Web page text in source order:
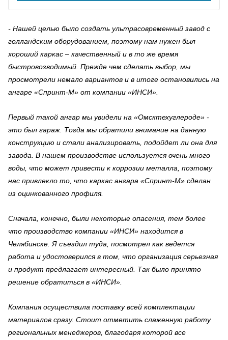
- Нашей целью было создать ультрасовременный завод с
голландским оборудованием, поэтому нам нужен был
хороший каркас – качественный и в то же время
быстровозводимый. Прежде чем сделать выбор, мы
просмотрели немало вариантов и в итоге остановились на
ангаре «Спринт-М» от компании «ИНСИ».
Первый такой ангар мы увидели на «Омсктехуглероде» -
это был гараж. Тогда мы обратили внимание на данную
конструкцию и стали анализировать, подойдет ли она для
завода. В нашем производстве используется очень много
воды, что может привести к коррозии металла, поэтому
нас привлекло то, что каркас ангара «Спринт-М» сделан
из оцинкованного профиля.
Сначала, конечно, были некоторые опасения, тем более
что производство компании «ИНСИ» находится в
Челябинске. Я съездил туда, посмотрел как ведется
работа и удостоверился в том, что организация серьезная
и продукт предлагает интересный. Так было принято
решение обратиться в «ИНСИ».
Компания осуществила поставку всей комплектации
материалов сразу. Стоит отметить слаженную работу
региональных менеджеров, благодаря которой все